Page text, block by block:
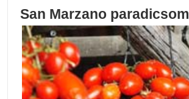
San Marzano paradicsom